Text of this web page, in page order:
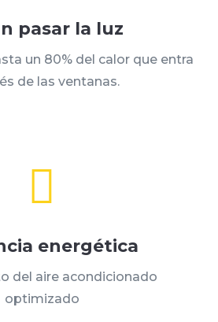
pasar la luz
un 80% del calor que entra
de las ventanas.

energética
del aire acondicionado
optimizado